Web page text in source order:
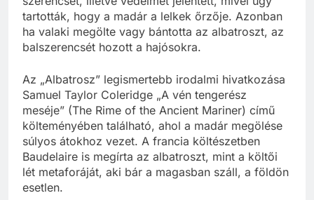
tartották, hogy a madár a lelkek őrzője. Azonban
ha valaki megölte vagy bántotta az albatroszt, az
balszerencsét hozott a hajósokra.
Az „Albatrosz” legismertebb irodalmi hivatkozása
Samuel Taylor Coleridge „A vén tengerész
meséje” (The Rime of the Ancient Mariner) című
költeményében található, ahol a madár megölése
súlyos átokhoz vezet. A francia költészetben
Baudelaire is megírta az albatroszt, mint a költői
lét metaforáját, aki bár a magasban száll, a földön
esetlen.